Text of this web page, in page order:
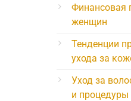
Финансовая
женщин
Тенденции
ухода за
Уход за
и процедуры